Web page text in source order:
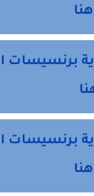
برنسيسات
برنسيسات